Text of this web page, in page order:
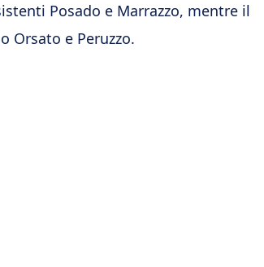
Posado e Marrazzo, mentre il
Orsato e Peruzzo.